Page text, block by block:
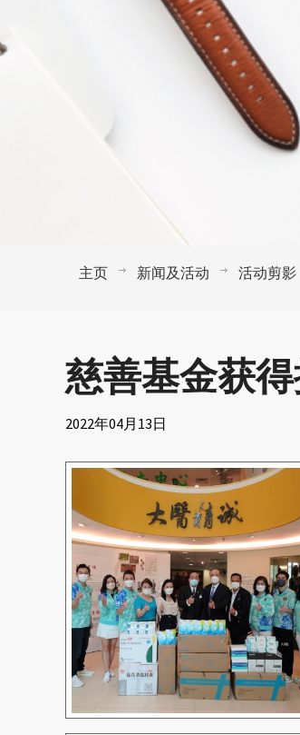
主页 新闻及活动 活动剪影
慈善基金获
2022年04月13日